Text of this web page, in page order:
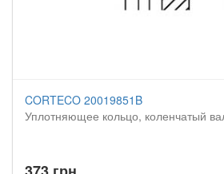
CORTECO 20019851B
Уплотняющее кольцо, коленчатый